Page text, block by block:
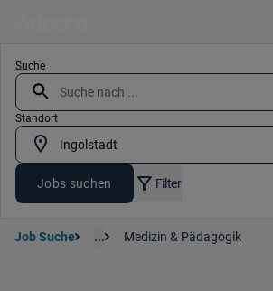
Suche
Standort
Jobs suchen Filter
Job Suche ... Medizin & Pädagogik